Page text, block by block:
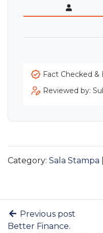
Fact Checked &
Reviewed by:
Category: Sala Stampa
Previous post
Better Finance.